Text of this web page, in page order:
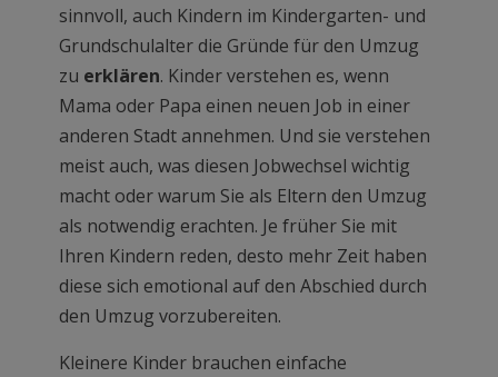
sinnvoll, auch Kindern im Kindergarten- und
Grundschulalter die Gründe für den Umzug
zu erklären. Kinder verstehen es, wenn
Mama oder Papa einen neuen Job in einer
anderen Stadt annehmen. Und sie verstehen
meist auch, was diesen Jobwechsel wichtig
macht oder warum Sie als Eltern den Umzug
als notwendig erachten. Je früher Sie mit
Ihren Kindern reden, desto mehr Zeit haben
diese sich emotional auf den Abschied durch
den Umzug vorzubereiten.
Kleinere Kinder brauchen einfache